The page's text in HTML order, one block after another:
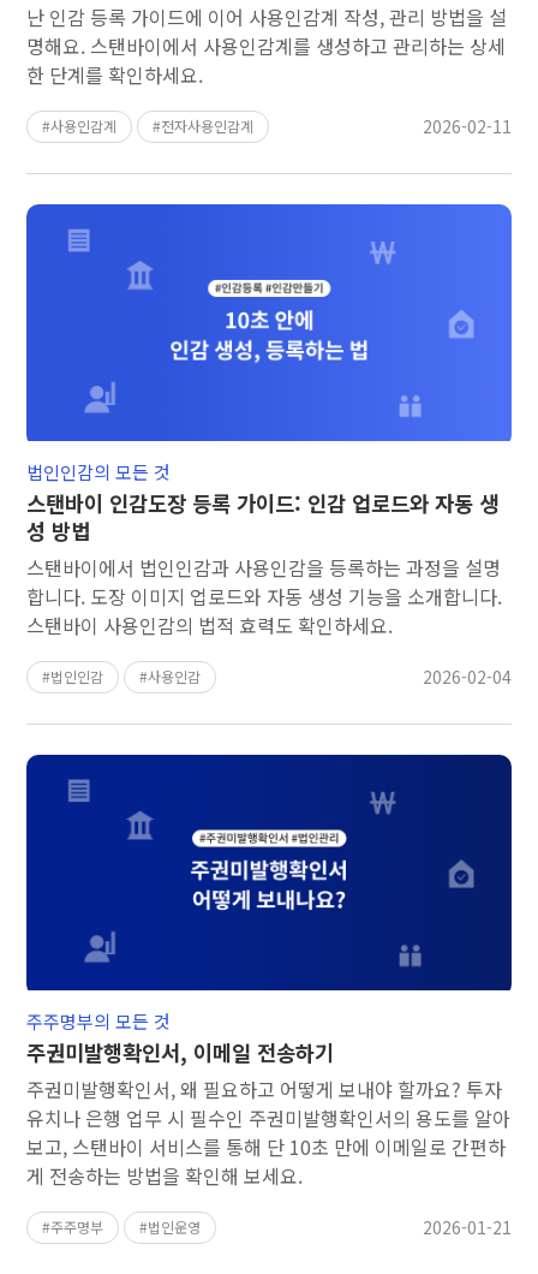
난 인감 등록 가이드에 이어 사용인감계 작성, 관리 방법을 설
명해요. 스탠바이에서 사용인감계를 생성하고 관리하는 상세
한 단계를 확인하세요.
사용인감계 전자사용인감계 2026-02-11
스탠바이 인감도장 등록 가이드: 인감 업로드와 자동 생
성 방법
스탠바이에서 법인인감과 사용인감을 등록하는 과정을 설명
합니다. 도장 이미지 업로드와 자동 생성 기능을 소개합니다.
스탠바이 사용인감의 법적 효력도 확인하세요.
법인인감의 모든 것
법인인감 사용인감 2026-02-04
주권미발행확인서, 이메일 전송하기
주권미발행확인서, 왜 필요하고 어떻게 보내야 할까요? 투자
유치나 은행 업무 시 필수인 주권미발행확인서의 용도를 알아
보고, 스탠바이 서비스를 통해 단 10초 만에 이메일로 간편하
게 전송하는 방법을 확인해 보세요.
주주명부의 모든 것
주주명부 법인운영 2026-01-21